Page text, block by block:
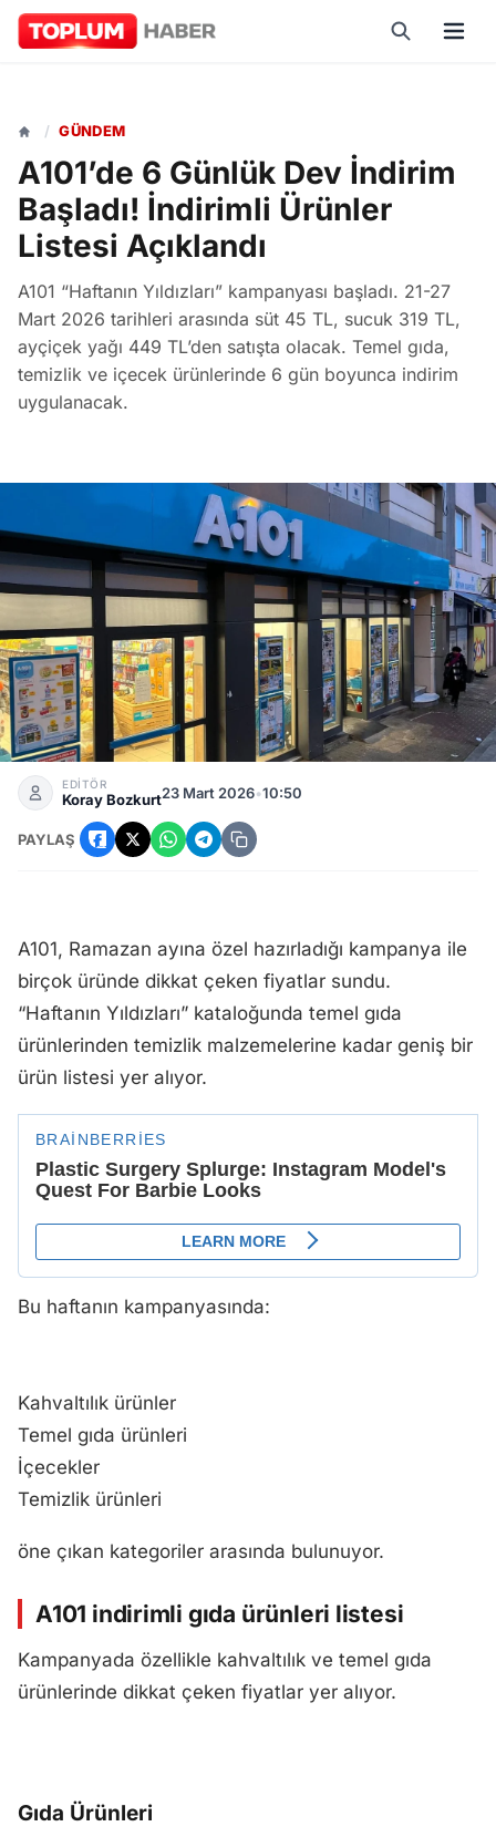
/ GÜNDEM
A101’de 6 Günlük Dev İndirim
Başladı! İndirimli Ürünler
Listesi Açıklandı
A101 “Haftanın Yıldızları” kampanyası başladı. 21-27
Mart 2026 tarihleri arasında süt 45 TL, sucuk 319 TL,
ayçiçek yağı 449 TL’den satışta olacak. Temel gıda,
temizlik ve içecek ürünlerinde 6 gün boyunca indirim
uygulanacak.
A101’de 6 Günlük Dev İndirim Başladı! İndirimli Ürünler
EDİTÖR
Koray Bozkurt23 Mart 2026•10:50
PAYLAŞ
A101, Ramazan ayına özel hazırladığı kampanya ile
birçok üründe dikkat çeken fiyatlar sundu.
“Haftanın Yıldızları” kataloğunda temel gıda
ürünlerinden temizlik malzemelerine kadar geniş bir
ürün listesi yer alıyor.
Bu haftanın kampanyasında:
Kahvaltılık ürünler
Temel gıda ürünleri
İçecekler
Temizlik ürünleri
öne çıkan kategoriler arasında bulunuyor.
A101 indirimli gıda ürünleri listesi
Kampanyada özellikle kahvaltılık ve temel gıda
ürünlerinde dikkat çeken fiyatlar yer alıyor.
Gıda Ürünleri